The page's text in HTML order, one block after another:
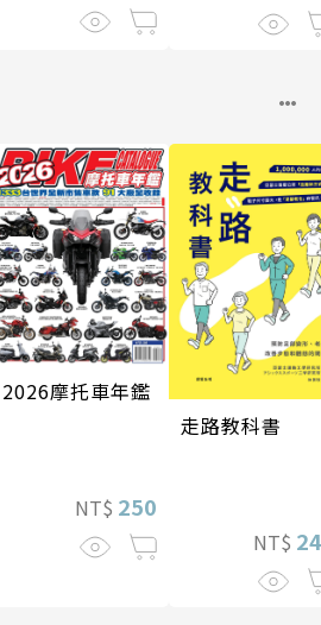
2026摩托車年鑑
NT$ 250
走路教科書
NT$